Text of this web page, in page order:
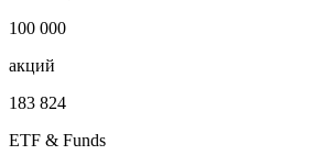
100 000
акций
183 824
ETF & Funds